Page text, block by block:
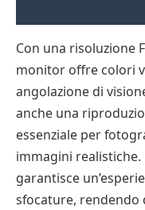
Con una risoluzione
monitor offre colori
angolazione di
anche una
essenziale per
immagini realistiche.
garantisce
sfocature, rendendo